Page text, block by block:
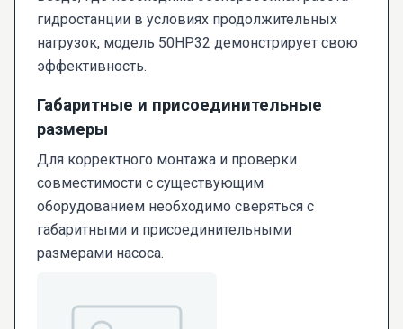
гидростанции в условиях продолжительных
нагрузок, модель 50НР32 демонстрирует свою
эффективность.
Габаритные и присоединительные
размеры
Для корректного монтажа и проверки
совместимости с существующим
оборудованием необходимо сверяться с
габаритными и присоединительными
размерами насоса.